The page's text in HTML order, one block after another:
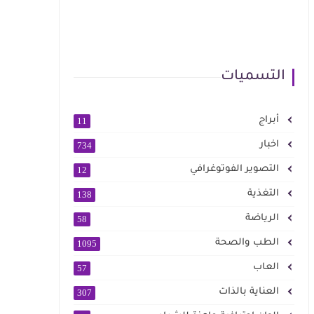
التسميات
أبراج 11
اخبار 734
التصوير الفوتوغرافي 12
التغذية 138
الرياضة 58
الطب والصحة 1095
العاب 57
العناية بالذات 307